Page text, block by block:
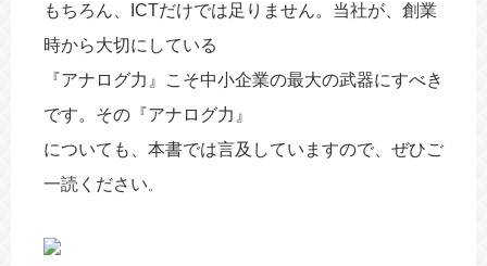
もちろん、ICTだけでは足りません。当社が、創業
時から大切にしている
『アナログ力』こそ中小企業の最大の武器にすべき
です。その『アナログ力』
についても、本書では言及していますので、ぜひご
一読ください。